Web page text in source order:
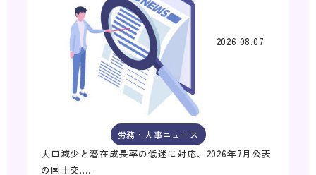
2026.08.07
労務・人事ニュース
人口減少と潜在成長率の低迷に対応、2026年7月公表
の国土交……